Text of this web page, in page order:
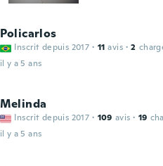
Policarlos
Inscrit depuis 2017 · 11 avis · 2
il y a 5 ans
Melinda
Inscrit depuis 2017 · 109 avis · 19
il y a 5 ans